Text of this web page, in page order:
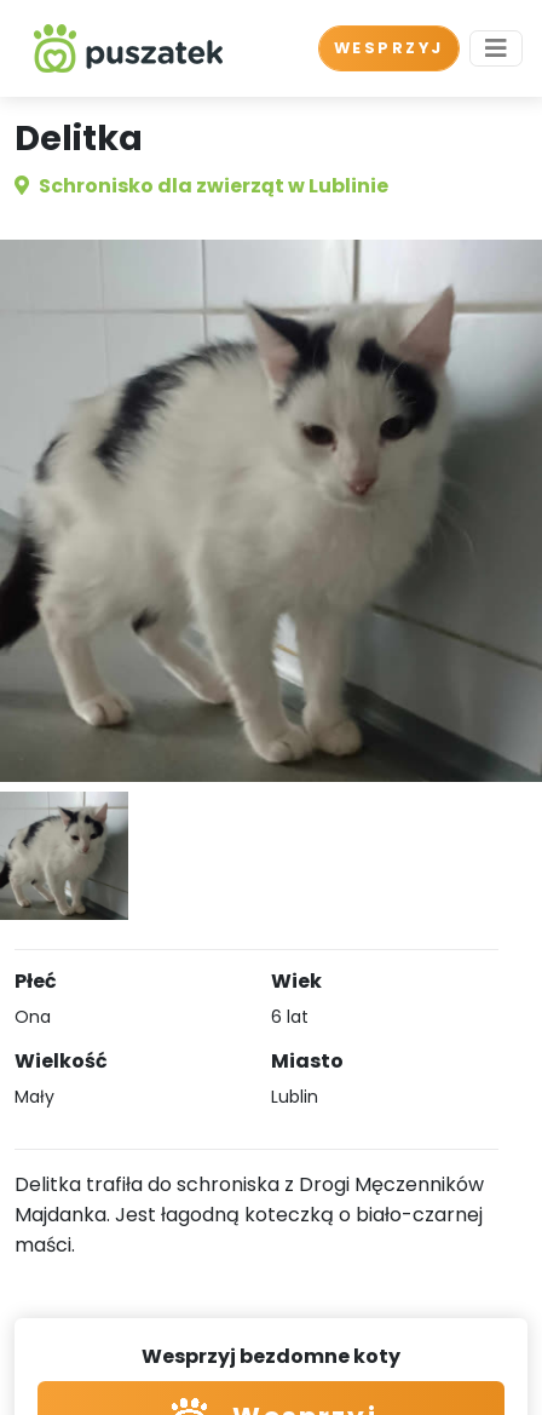
WESPRZYJ
Delitka
Schronisko dla zwierząt w Lublinie
Płeć
Ona
Wielkość
Mały
Wiek
6 lat
Miasto
Lublin
Delitka trafiła do schroniska z Drogi Męczenników
Majdanka. Jest łagodną koteczką o biało-czarnej
maści.
Wesprzyj bezdomne koty